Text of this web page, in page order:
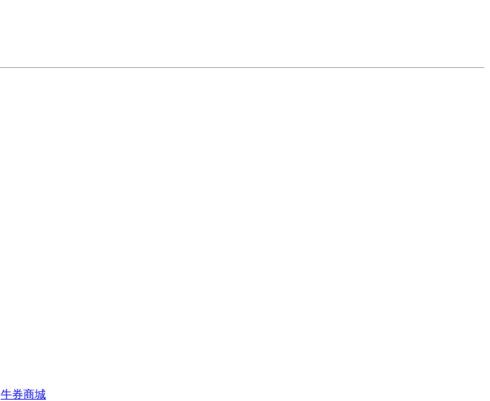
牛券商城